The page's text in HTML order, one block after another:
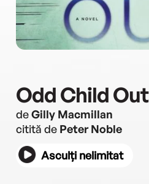
Odd Child Out
deGilly Macmillan
citită de Peter Noble
Asculți nelimitat